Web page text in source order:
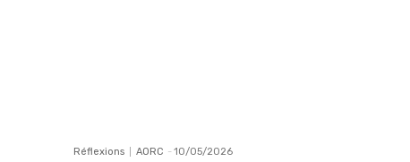
Réflexions AORC - 10/05/2026